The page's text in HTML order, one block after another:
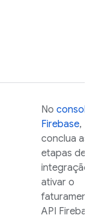
No console do
Firebase,
conclua as
etapas de
integração
ativar o
faturamento e
API Firebase